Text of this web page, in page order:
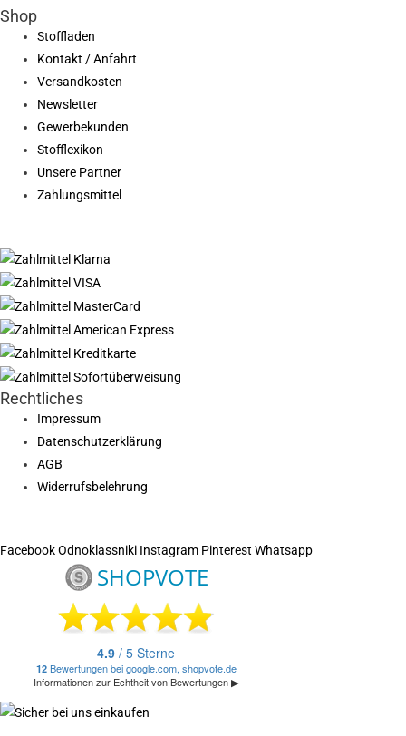
Shop
Stoffladen
Kontakt / Anfahrt
Versandkosten
Newsletter
Gewerbekunden
Stofflexikon
Unsere Partner
Zahlungsmittel
Rechtliches
Impressum
Datenschutzerklärung
AGB
Widerrufsbelehrung
FacebookOdnoklassniki Instagram Pinterest Whatsapp